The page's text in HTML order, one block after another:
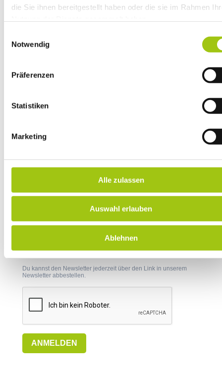
die Sie ihnen bereitgestellt haben oder die sie im Rahmen
Art. 13 DSGVO
Notwendig
Präferenzen
Statistiken
Marketing
Alle zulassen
Auswahl erlauben
Ablehnen
Dienstag: 8:00 – 17:00
Mittwoch: 8:00 – 17:00
SOCIAL MEDIA
Newsletter
anzumelden
Ich möchte den Newsletter der AfN erhalten und
Du kannst den Newsletter jederzeit über den Link in unserem
Newsletter abbestellen.
ANMELDEN